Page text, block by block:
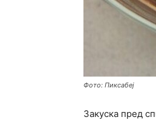
Фото: Пиксабеј
Закуска пред